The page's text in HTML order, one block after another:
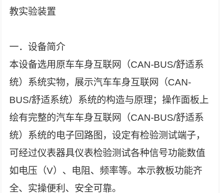
教实验装置
一．设备简介
本设备选用原车车身互联网（CAN-BUS/舒适系
统）系统实物，展示汽车车身互联网（CAN-
BUS/舒适系统）系统的构造与原理；操作面板上
绘有完整的汽车车身互联网（CAN-BUS/舒适系
统）系统的电子回路图，设定有检验测试端子，
可经过仪表器具仪表检验测试各种信号功能数值
如电压（V）、电阻、频率等。本示教板功能齐
全、实操便利、安全可靠。